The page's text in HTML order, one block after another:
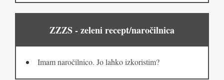
ZZZS - zeleni recept/naročilnica
Imam naročilnico. Jo lahko izkoristim?